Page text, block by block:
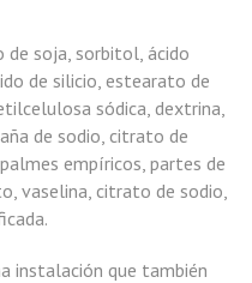
soja, sorbitol, ácido
de silicio, estearato de
sódica, dextrina,
de sodio, citrato de
empíricos, partes de
vaselina, citrato de sodio,
instalación que también